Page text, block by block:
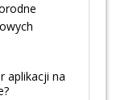
aplikacji na